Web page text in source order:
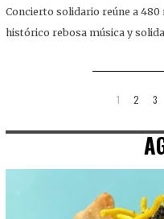
Concierto solidario reúne a 480
histórico rebosa música y
1 2 3